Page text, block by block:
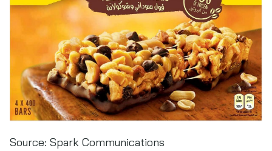
Source: Spark Communications